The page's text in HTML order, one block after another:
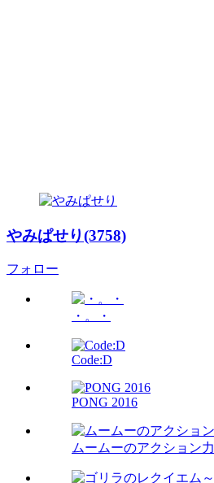
やみぱせり(3758)
フォロー
・。・
Code:D
PONG 2016
ムームーのアクション力